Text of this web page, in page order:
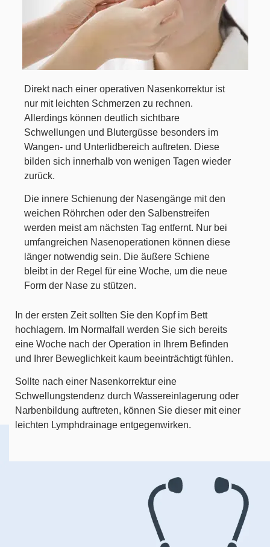
Direkt nach einer operativen Nasenkorrektur ist
nur mit leichten Schmerzen zu rechnen.
Allerdings können deutlich sichtbare
Schwellungen und Blutergüsse besonders im
Wangen- und Unterlidbereich auftreten. Diese
bilden sich innerhalb von wenigen Tagen wieder
zurück.
Die innere Schienung der Nasengänge mit den
weichen Röhrchen oder den Salbenstreifen
werden meist am nächsten Tag entfernt. Nur bei
umfangreichen Nasenoperationen können diese
länger notwendig sein. Die äußere Schiene
bleibt in der Regel für eine Woche, um die neue
Form der Nase zu stützen.
In der ersten Zeit sollten Sie den Kopf im Bett
hochlagern. Im Normalfall werden Sie sich bereits
eine Woche nach der Operation in Ihrem Befinden
und Ihrer Beweglichkeit kaum beeinträchtigt fühlen.
Sollte nach einer Nasenkorrektur eine
Schwellungstendenz durch Wassereinlagerung oder
Narbenbildung auftreten, können Sie dieser mit einer
leichten Lymphdrainage entgegenwirken.